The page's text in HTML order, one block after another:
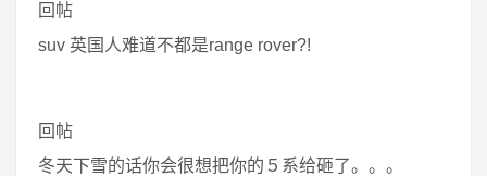
回帖
suv 英国人难道不都是range rover?!
回帖
冬天下雪的话你会很想把你的５系给砸了。。。